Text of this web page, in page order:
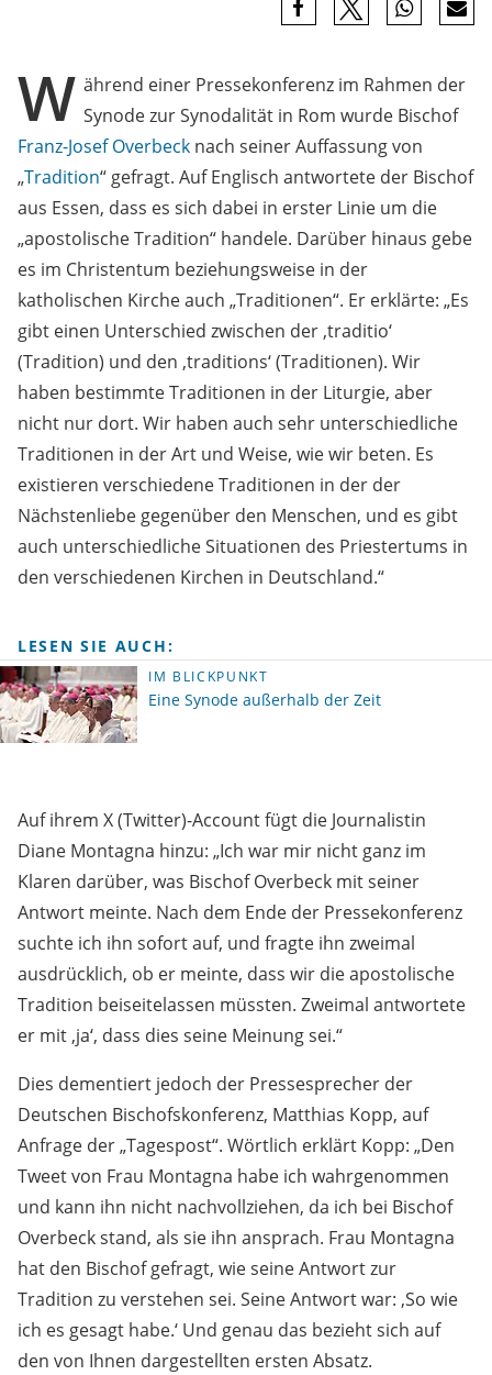
W ährend einer Pressekonferenz im Rahmen der
Synode zur Synodalität in Rom wurde Bischof
Franz-Josef Overbeck nach seiner Auffassung von
„Tradition“ gefragt. Auf Englisch antwortete der Bischof
aus Essen, dass es sich dabei in erster Linie um die
„apostolische Tradition“ handele. Darüber hinaus gebe
es im Christentum beziehungsweise in der
katholischen Kirche auch „Traditionen“. Er erklärte: „Es
gibt einen Unterschied zwischen der ‚traditio‘
(Tradition) und den ‚traditions‘ (Traditionen). Wir
haben bestimmte Traditionen in der Liturgie, aber
nicht nur dort. Wir haben auch sehr unterschiedliche
Traditionen in der Art und Weise, wie wir beten. Es
existieren verschiedene Traditionen in der der
Nächstenliebe gegenüber den Menschen, und es gibt
auch unterschiedliche Situationen des Priestertums in
den verschiedenen Kirchen in Deutschland.“
LESEN SIE AUCH:
IM BLICKPUNKT
Eine Synode außerhalb der Zeit
Auf ihrem X (Twitter)-Account fügt die Journalistin
Diane Montagna hinzu: „Ich war mir nicht ganz im
Klaren darüber, was Bischof Overbeck mit seiner
Antwort meinte. Nach dem Ende der Pressekonferenz
suchte ich ihn sofort auf, und fragte ihn zweimal
ausdrücklich, ob er meinte, dass wir die apostolische
Tradition beiseitelassen müssten. Zweimal antwortete
er mit ‚ja‘, dass dies seine Meinung sei.“
Dies dementiert jedoch der Pressesprecher der
Deutschen Bischofskonferenz, Matthias Kopp, auf
Anfrage der „Tagespost“. Wörtlich erklärt Kopp: „Den
Tweet von Frau Montagna habe ich wahrgenommen
und kann ihn nicht nachvollziehen, da ich bei Bischof
Overbeck stand, als sie ihn ansprach. Frau Montagna
hat den Bischof gefragt, wie seine Antwort zur
Tradition zu verstehen sei. Seine Antwort war: ‚So wie
ich es gesagt habe.‘ Und genau das bezieht sich auf
den von Ihnen dargestellten ersten Absatz.